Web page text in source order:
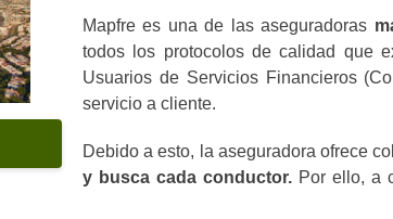
Mapfre es una de las aseguradoras
todos los protocolos de calidad que
Usuarios de Servicios Financieros
servicio a cliente.
Debido a esto, la aseguradora ofrece
y busca cada conductor. Por ello, a